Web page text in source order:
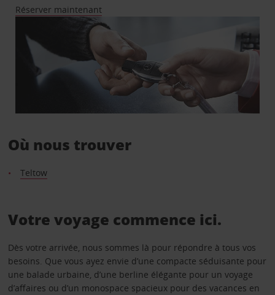
Réserver maintenant
Où nous trouver
Teltow
Votre voyage commence ici.
Dès votre arrivée, nous sommes là pour répondre à tous vos
besoins. Que vous ayez envie d’une compacte séduisante pour
une balade urbaine, d’une berline élégante pour un voyage
d’affaires ou d’un monospace spacieux pour des vacances en